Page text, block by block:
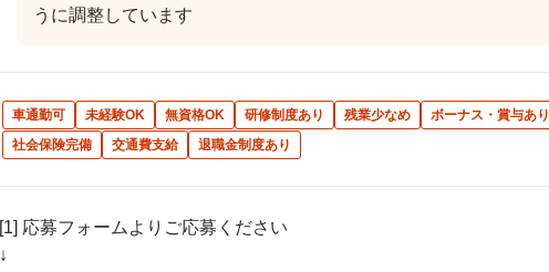
うに調整しています
車通勤可 未経験OK 無資格OK 研修制度あり 残業少なめ
ボーナス・賞与あり
社会保険完備
交通費支給 退職金制度あり
[1] 応募フォームよりご応募ください
↓